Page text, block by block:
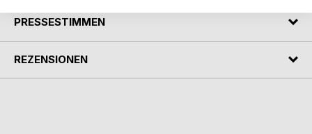
PRESSESTIMMEN
REZENSIONEN